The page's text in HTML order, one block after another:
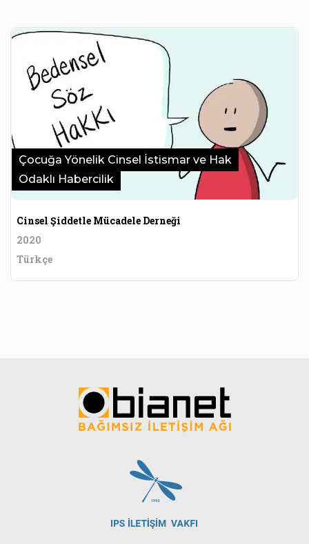
Çocuğa Yönelik Cinsel İstismar ve Hak
Odaklı Habercilik
Cinsel Şiddetle Mücadele Derneği
2020
Türkçe